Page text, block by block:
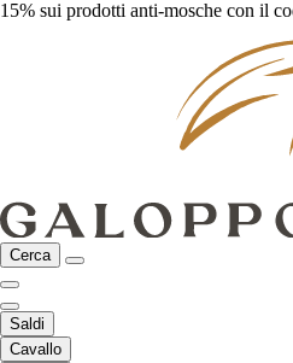
15% sui prodotti anti-mosche con il
Cerca
Saldi
Cavallo